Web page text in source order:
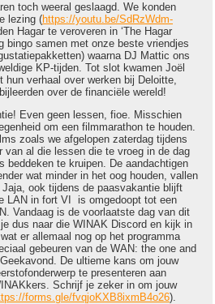
toch weeral geslaagd. We konden
lezing (https://youtu.be/SdRzWdm-
Hagar te veroveren in ‘The Hagar
bingo samen met onze beste vriendjes
waarna DJ Mattic ons
KP-tijden. Tot slot kwamen Joël
hun verhaal over werken bij Deloitte,
over de financiële wereld!
Even geen lessen, fioe. Misschien
om een filmmarathon te houden.
zoals we afgelopen zaterdag tijdens
van al die lessen die te vroeg in de dag
beddeken te kruipen. De aandachtigen
wat minder in het oog houden, vallen
ook tijdens de paasvakantie blijft
LAN in fort VI is omgedoopt tot een
Vandaag is de voorlaatste dag van dit
dus naar die WINAK Discord en kijk in
er allemaal nog op het programma
gebeuren van de WAN: the one and
De ultieme kans om jouw
te presenteren aan
Schrijf je zeker in om jouw
forms.gle/fvqjoKXB8ixmB4o26).